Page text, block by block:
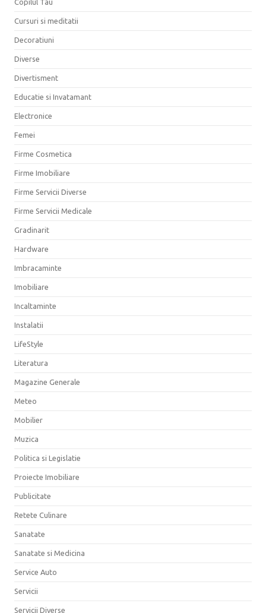
Copilul Tau
Cursuri si meditatii
Decoratiuni
Diverse
Divertisment
Educatie si Invatamant
Electronice
Femei
Firme Cosmetica
Firme Imobiliare
Firme Servicii Diverse
Firme Servicii Medicale
Gradinarit
Hardware
Imbracaminte
Imobiliare
Incaltaminte
Instalatii
LifeStyle
Literatura
Magazine Generale
Meteo
Mobilier
Muzica
Politica si Legislatie
Proiecte Imobiliare
Publicitate
Retete Culinare
Sanatate
Sanatate si Medicina
Service Auto
Servicii
Servicii Diverse